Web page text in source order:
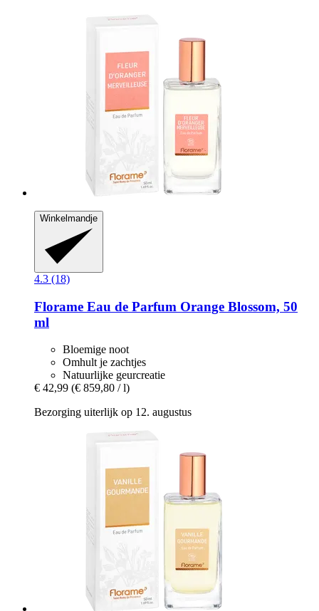
Winkelmandje
4.3 (18)
Florame Eau de Parfum Orange Blossom, 50
ml
Bloemige noot
Omhult je zachtjes
Natuurlijke geurcreatie
€ 42,99 (€ 859,80 / l)
Bezorging uiterlijk op 12. augustus